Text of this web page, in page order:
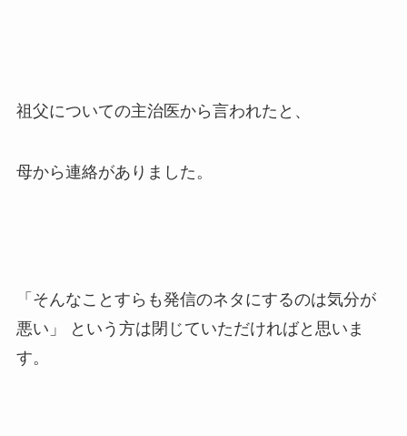
祖父についての主治医から言われたと、
母から連絡がありました。
「そんなことすらも発信のネタにするのは気分が
悪い」 という方は閉じていただければと思いま
す。